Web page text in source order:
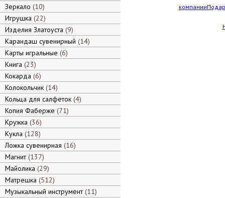
компании
Зеркало 10
Игрушка 22
Изделия Златоуста 9
Карандаш сувенирный 14
Карты игральные 6
Книга 23
Кокарда 6
Колокольчик 14
Кольца для салфеток 4
Копия Фаберже 71
Кружка 36
Кукла 128
Ложка сувенирная 16
Магнит 137
Майолика 29
Матрешка 512
Музыкальный инструмент 11